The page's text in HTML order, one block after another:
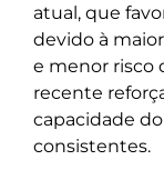
atual, que
devido à
e menor risco
recente
capacidade
consistentes.